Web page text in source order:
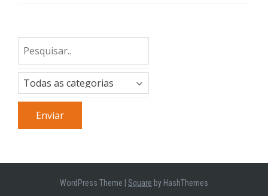
WordPress Theme Square by HashThemes